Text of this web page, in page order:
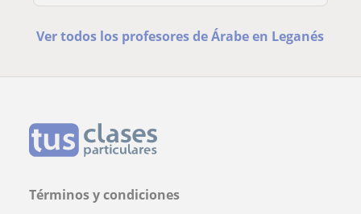
Ver todos los profesores de Árabe en Leganés
Términos y condiciones